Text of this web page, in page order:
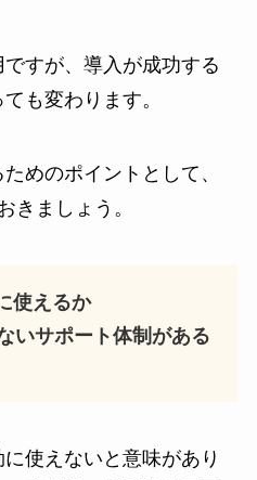
すが、導入が成功する
も変わります。
めのポイントとして、
きましょう。
使えるか
いサポート体制がある
使えないと意味があり